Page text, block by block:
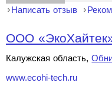
Написать отзыв
ООО
Калужская область,
www.ecohi-tech.ru